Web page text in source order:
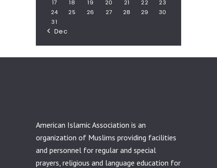
17
18 19 20 21 22
23
24
25 26 27 28 29
30
31
« Dec
American Islamic Association is an
organization of Muslims providing facilities
and personnel for regular and special
prayers, religious and language education for